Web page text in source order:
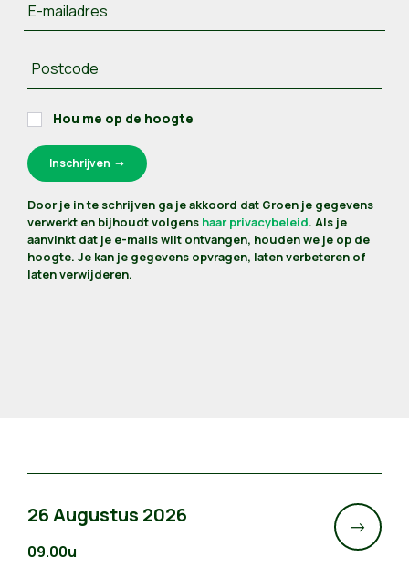
E-mailadres
Postcode
Hou me op de hoogte
Door je in te schrijven ga je akkoord dat Groen je gegevens
verwerkt en bijhoudt volgens haar privacybeleid. Als je
aanvinkt dat je e-mails wilt ontvangen, houden we je op de
hoogte. Je kan je gegevens opvragen, laten verbeteren of
laten verwijderen.
26 Augustus 2026
09.00u
->